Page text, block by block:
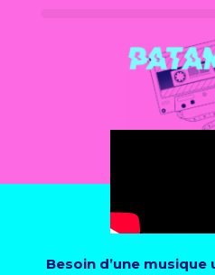
Besoin d’une